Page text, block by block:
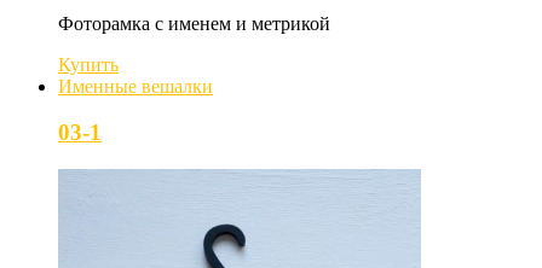
Фоторамка с именем и метрикой
Купить
Именные вешалки
03-1